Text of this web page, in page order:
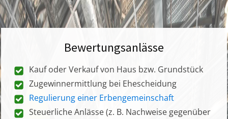
Bewertungsanlässe
Kauf oder Verkauf von Haus bzw. Grundstück
Zugewinnermittlung bei Ehescheidung
Regulierung einer Erbengemeinschaft
Steuerliche Anlässe (z. B. Nachweise gegenüber